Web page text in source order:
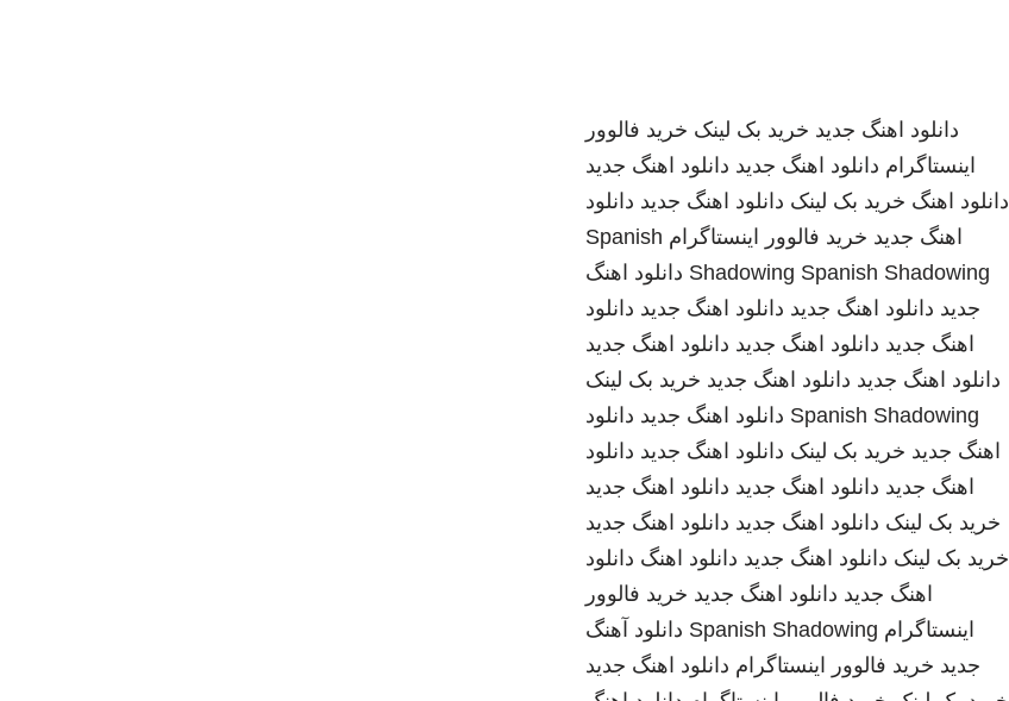
دانلود اهنگ جدید خرید بک لینک خرید فالوور
اینستاگرام دانلود اهنگ جدید دانلود اهنگ جدید
دانلود اهنگ خرید بک لینک دانلود اهنگ جدید دانلود
اهنگ جدید خرید فالوور اینستاگرام Spanish
Shadowing Spanish Shadowing
دانلود اهنگ
جدید دانلود اهنگ جدید دانلود اهنگ جدید دانلود
اهنگ جدید دانلود اهنگ جدید دانلود اهنگ جدید
دانلود اهنگ جدید دانلود اهنگ جدید خرید بک لینک
Spanish Shadowing دانلود اهنگ جدید دانلود
اهنگ جدید خرید بک لینک دانلود اهنگ جدید دانلود
اهنگ جدید دانلود اهنگ جدید دانلود اهنگ جدید
خرید بک لینک دانلود اهنگ جدید دانلود اهنگ جدید
خرید بک لینک دانلود اهنگ جدید دانلود اهنگ دانلود
اهنگ جدید دانلود اهنگ جدید خرید فالوور
اینستاگرام Spanish Shadowing دانلود آهنگ
جدید خرید فالوور اینستاگرام دانلود اهنگ جدید